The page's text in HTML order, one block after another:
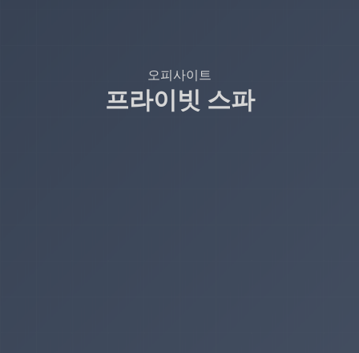
오피사이트
프라이빗 스파